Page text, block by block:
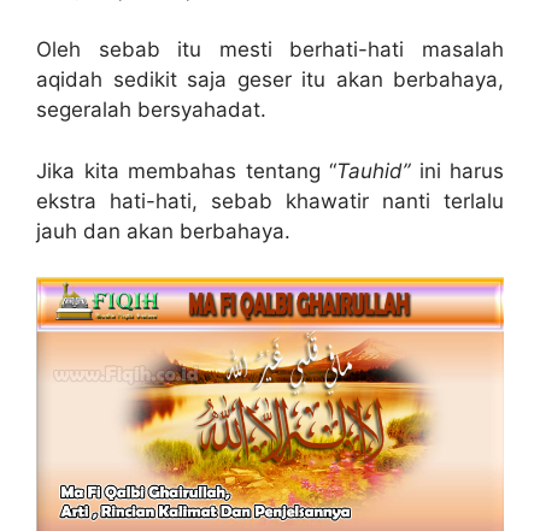
Oleh sebab itu mesti berhati-hati masalah
aqidah sedikit saja geser itu akan berbahaya,
segeralah bersyahadat.
Jika kita membahas tentang “Tauhid”ini harus
ekstra hati-hati, sebab khawatir nanti terlalu
jauh dan akan berbahaya.